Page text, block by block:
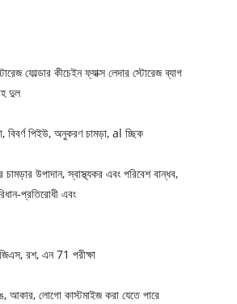
ফোল্ডার কীচেইন ফ্যাক্স লেদার স্টোরেজ ব্যাগ
দুল
বিবর্ণ পিইউ, অনুকরণ চামড়া, al চ্ছিক
চামড়ার উপাদান, স্বাস্থ্যকর এবং পরিবেশ বান্ধব,
প্রতিরোধী এবং
রশ, এন 71 পরীক্ষা
আকার, লোগো কাস্টমাইজ করা যেতে পারে